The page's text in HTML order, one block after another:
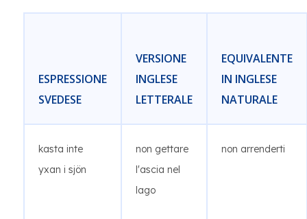
ESPRESSIONE
SVEDESE
VERSIONE
INGLESE
LETTERALE
EQUIVALENTE
IN INGLESE
NATURALE
kasta inte
yxan i sjön
non gettare
l'ascia nel
lago
non arrenderti